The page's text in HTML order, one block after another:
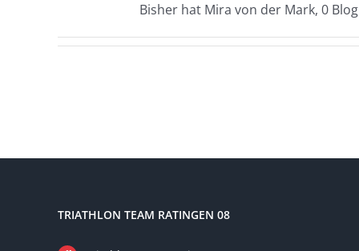
Bisher hat Mira von der Mark, 0
TRIATHLON TEAM RATINGEN 08